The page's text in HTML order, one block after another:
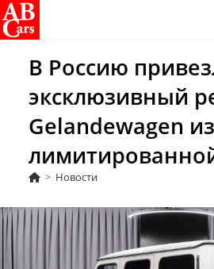
Перейти
к
В Россию
эксклюзивный
Gelandewagen из
> Новости